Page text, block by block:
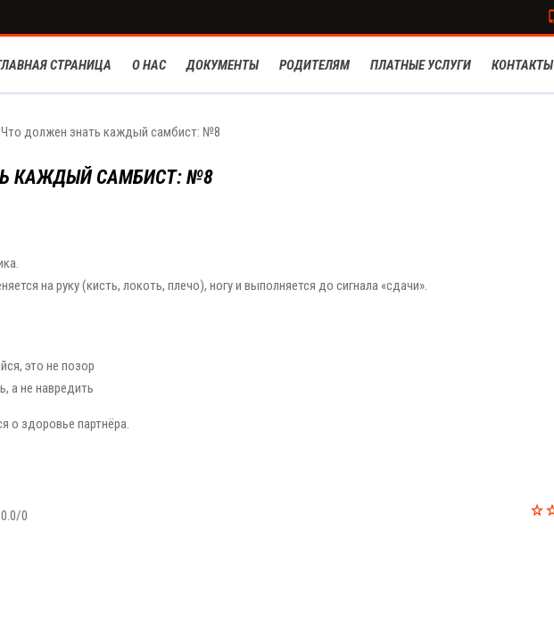
СТРАНИЦА О НАС ДОКУМЕНТЫ РОДИТЕЛЯМ ПЛАТНЫЕ УСЛУГИ КОНТАКТЫ
Что должен знать каждый самбист: №8
КАЖДЫЙ САМБИСТ: №8
на руку (кисть, локоть, плечо), ногу и выполняется до сигнала «сдачи».
это не позор
а не навредить
о здоровье партнёра.
0.0/0